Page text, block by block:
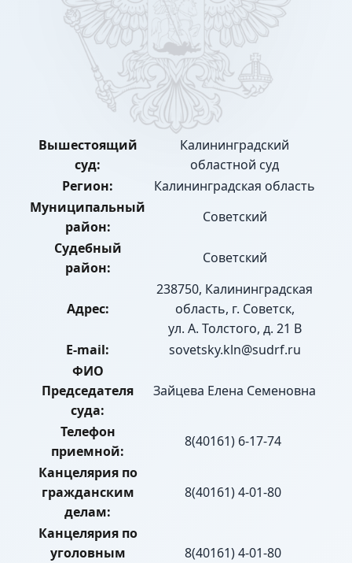
Вышестоящий
суд:
Калининградский
областной суд
Регион:
Калининградская область
Муниципальный
район:
Советский
Судебный
район:
Советский
Адрес:
238750, Калининградская
область, г. Советск,
ул. А. Толстого, д. 21 В
E-mail:
sovetsky.kln@sudrf.ru
ФИО
Председателя
суда:
Зайцева Елена Семеновна
Телефон
приемной:
8(40161) 6-17-74
Канцелярия по
гражданским
делам:
8(40161) 4-01-80
Канцелярия по
уголовным
8(40161) 4-01-80